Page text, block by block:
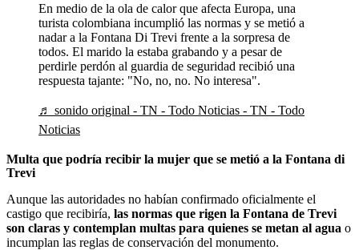
En medio de la ola de calor que afecta Europa, una
turista colombiana incumplió las normas y se metió a
nadar a la Fontana Di Trevi frente a la sorpresa de
todos. El marido la estaba grabando y a pesar de
perdirle perdón al guardia de seguridad recibió una
respuesta tajante: "No, no, no. No interesa".
♬ sonido original - TN - Todo Noticias - TN - Todo
Noticias
Multa que podría recibir la mujer que se metió a la Fontana di
Trevi
Aunque las autoridades no habían confirmado oficialmente el
castigo que recibiría, las normas que rigen la Fontana de Trevi
son claras y contemplan multas para quienes se metan al agua o
incumplan las reglas de conservación del monumento.